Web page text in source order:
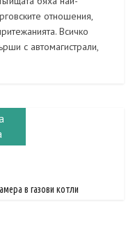
отношения,
Всичко
с автомагистрали,
в газови котли